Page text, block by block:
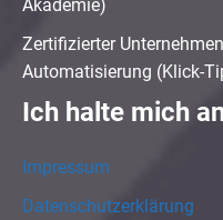
Akademie)
Zertifizierter
Automatisierung (Klick-
Ich halte mich
Impressum
Datenschutzerklärung